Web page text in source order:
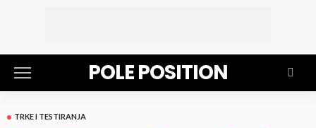
POLE POSITION
TRKE I TESTIRANJA